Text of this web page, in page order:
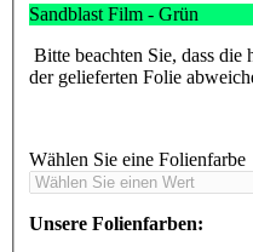
Sandblast Film - Grün
Bitte beachten Sie, dass
der gelieferten Folie
Wählen Sie eine Folienfarbe
Unsere Folienfarben: